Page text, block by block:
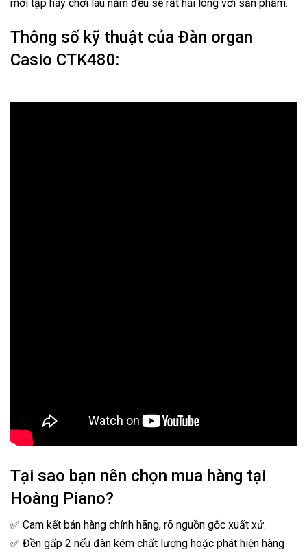
mới tập hay chơi lâu năm đều sẽ rất hài lòng với sản phẩm.
Thông số kỹ thuật của Đàn organ
Casio CTK480:
Tại sao bạn nên chọn mua hàng tại
Hoàng Piano?
✅ Cam kết bán hàng chính hãng, rõ nguồn gốc xuất xứ.
✅ Đền gấp 2 nếu đàn kém chất lượng hoặc phát hiện hàng